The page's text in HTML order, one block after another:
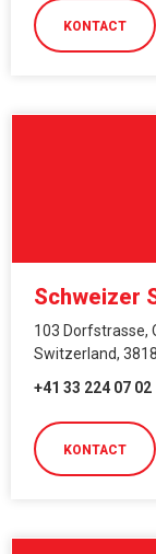
KONTACT
Schweizer
103 Dorfstrasse,
Switzerland, 3818
+41 33 224 07 02
KONTACT